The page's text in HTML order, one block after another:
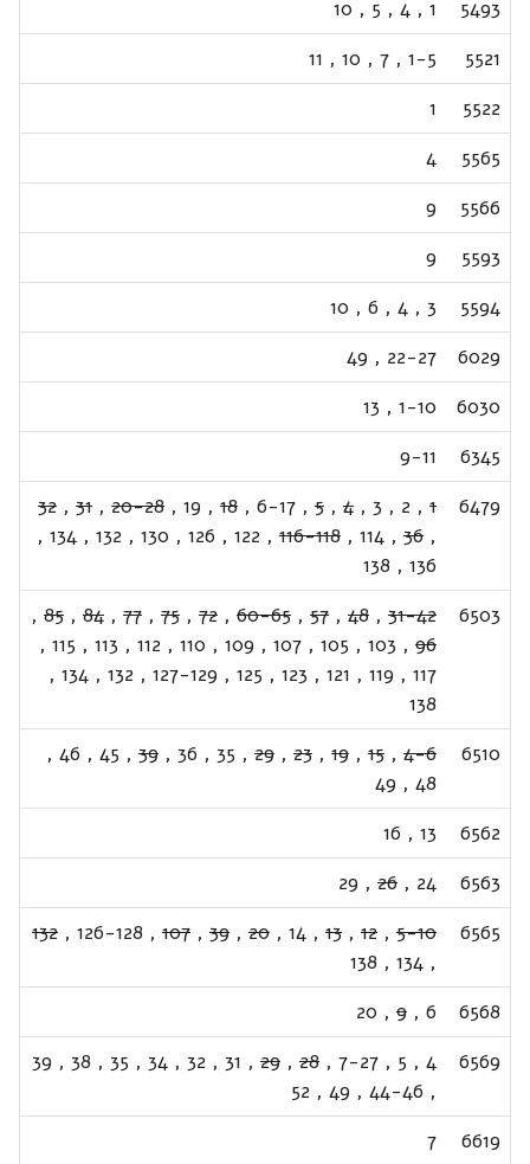
5493
1
,
4
,
5
,
10
5521
1-5
,
7
,
10
,
11
5522
1
5565
4
5566
9
5593
9
5594
3
,
4
,
6
,
10
6029
22-27
,
49
6030
1-10
,
13
6345
9-11
6479
1
,
2
,
3
,
4
,
5
,
6-17
,
18
,
19
,
20-28
,
31
,
32
,
36
,
114
,
116-118
,
122
,
126
,
130
,
132
,
134
,
136
,
138
6503
31-42
,
48
,
57
,
60-65
,
72
,
75
,
77
,
84
,
85
,
96
,
103
,
105
,
107
,
109
,
110
,
112
,
113
,
115
,
117
,
119
,
121
,
123
,
125
,
127-129
,
132
,
134
,
138
6510
4-6
,
15
,
19
,
23
,
29
,
35
,
36
,
39
,
45
,
46
,
48
,
49
6562
13
,
16
6563
24
,
26
,
29
6565
5-10
,
12
,
13
,
14
,
20
,
39
,
107
,
126-128
,
132
,
134
,
138
6568
6
,
9
,
20
6569
4
,
5
,
7-27
,
28
,
29
,
31
,
32
,
34
,
35
,
38
,
39
,
44-46
,
49
,
52
6619
7